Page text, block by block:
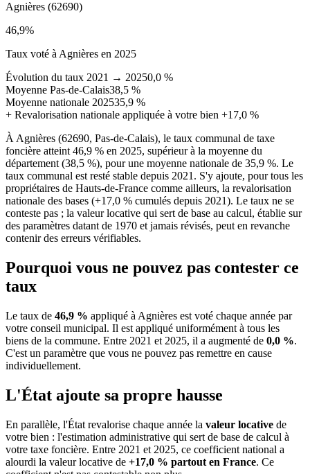
Agnières (62690)
46,9%
Taux voté à Agnières en 2025
Évolution du taux 2021 → 20250,0 %
Moyenne Pas-de-Calais38,5 %
Moyenne nationale 202535,9 %
+ Revalorisation nationale appliquée à votre bien +17,0 %
À Agnières (62690, Pas-de-Calais), le taux communal de taxe
foncière atteint 46,9 % en 2025, supérieur à la moyenne du
département (38,5 %), pour une moyenne nationale de 35,9 %. Le
taux communal est resté stable depuis 2021. S'y ajoute, pour tous les
propriétaires de Hauts-de-France comme ailleurs, la revalorisation
nationale des bases (+17,0 % cumulés depuis 2021). Le taux ne se
conteste pas ; la valeur locative qui sert de base au calcul, établie sur
des paramètres datant de 1970 et jamais révisés, peut en revanche
contenir des erreurs vérifiables.
Pourquoi vous ne pouvez pas contester ce
taux
Le taux de 46,9 % appliqué à Agnières est voté chaque année par
votre conseil municipal. Il est appliqué uniformément à tous les
biens de la commune. Entre 2021 et 2025, il a augmenté de 0,0 %.
C'est un paramètre que vous ne pouvez pas remettre en cause
individuellement.
L'État ajoute sa propre hausse
En parallèle, l'État revalorise chaque année la valeur locative de
votre bien : l'estimation administrative qui sert de base de calcul à
votre taxe foncière. Entre 2021 et 2025, ce coefficient national a
alourdi la valeur locative de +17,0 % partout en France. Ce